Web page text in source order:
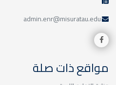
admin.enr@misuratau.edu
مواقع ذات صلة